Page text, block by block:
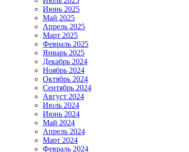
Июнь 2025
Май 2025
Апрель 2025
Март 2025
Февраль 2025
Январь 2025
Декабрь 2024
Ноябрь 2024
Октябрь 2024
Сентябрь 2024
Август 2024
Июль 2024
Июнь 2024
Май 2024
Апрель 2024
Март 2024
Февраль 2024